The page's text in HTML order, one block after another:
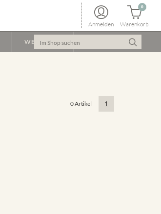
Anmelden Warenkorb
0
WEINPAKET
0 Artikel 1